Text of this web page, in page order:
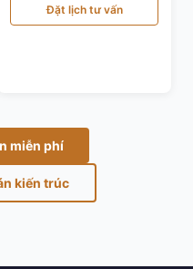
KT24616Đặt lịch tư vấn
miễn phí
kiến trúc